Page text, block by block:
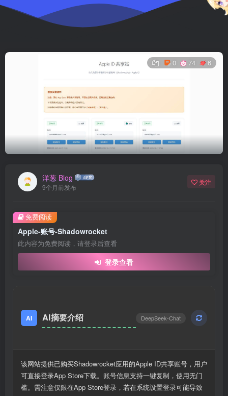
0 74 6
洋葱 Blog
9个月前发布
关注
Apple-账号-Shadowrocket
此内容为免费阅读，请登录后查看
登录查看
免费阅读
AI AI摘要介绍 DeepSeek-Chat
该网站提供已购买Shadowrocket应用的Apple ID共享账号，用户
可直接登录App Store下载。账号信息支持一键复制，使用无门
槛。需注意仅限在App Store登录，若在系统设置登录可能导致